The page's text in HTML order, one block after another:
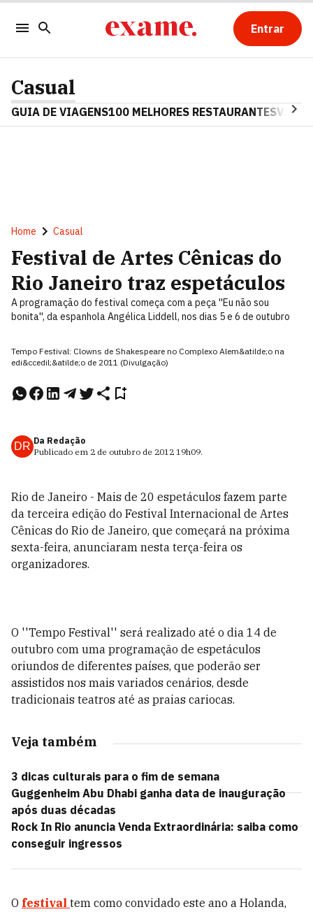
Entrar
Casual
GUIA DE VIAGENS100 MELHORES RESTAURANTES
Home Casual
Festival de Artes Cênicas do
Rio Janeiro traz espetáculos
A programação do festival começa com a peça ''Eu não sou
bonita'', da espanhola Angélica Liddell, nos dias 5 e 6 de outubro
Tempo Festival: Clowns de Shakespeare no Complexo Alem&atilde;o na
edi&ccedil;&atilde;o de 2011 (Divulgação)
DR Da Redação
Publicado em 2 de outubro de 2012 19h09.
Rio de Janeiro - Mais de 20 espetáculos fazem parte
da terceira edição do Festival Internacional de Artes
Cênicas do Rio de Janeiro, que começará na próxima
sexta-feira, anunciaram nesta terça-feira os
organizadores.
O ''Tempo Festival'' será realizado até o dia 14 de
outubro com uma programação de espetáculos
oriundos de diferentes países, que poderão ser
assistidos nos mais variados cenários, desde
tradicionais teatros até as praias cariocas.
Veja também
3 dicas culturais para o fim de semana
Guggenheim Abu Dhabi ganha data de inauguração
após duas décadas
Rock In Rio anuncia Venda Extraordinária: saiba como
conseguir ingressos
O festival tem como convidado este ano a Holanda,